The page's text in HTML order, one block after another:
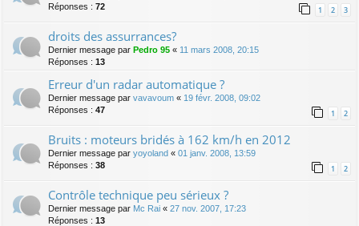
Réponses : 72 1 2 3
droits des assurrances?
Dernier message par Pedro 95 « 11 mars 2008, 20:15
Réponses : 13
Erreur d'un radar automatique ?
Dernier message par vavavoum « 19 févr. 2008, 09:02
Réponses : 47 1 2
Bruits : moteurs bridés à 162 km/h en 2012
Dernier message par yoyoland « 01 janv. 2008, 13:59
Réponses : 38 1 2
Contrôle technique peu sérieux ?
Dernier message par Mc Rai « 27 nov. 2007, 17:23
Réponses : 13